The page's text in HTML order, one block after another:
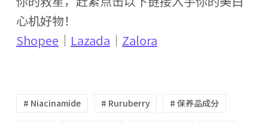
心机好物！
Shopee ｜ Lazada ｜ Zalora
# Niacinamide # Ruruberry # 保养品成分